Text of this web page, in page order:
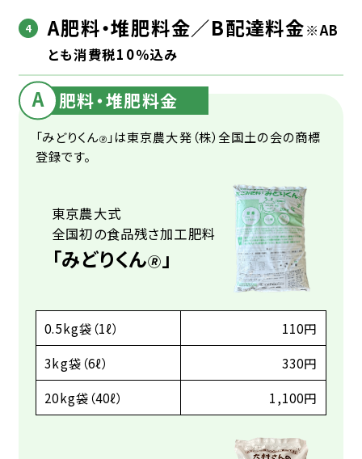
A肥料・堆肥料金／B配達料金※AB
とも消費税10％込み
A 肥料・堆肥料金
「みどりくん🄬 」は東京農大発（株）全国土の会の商標
登録です。
東京農大式
全国初の食品残さ加工肥料
「みどりくん🄬」
0.5kg袋（1ℓ）
110円
3kg袋（6ℓ）
330円
20kg袋（40ℓ）
1,100円